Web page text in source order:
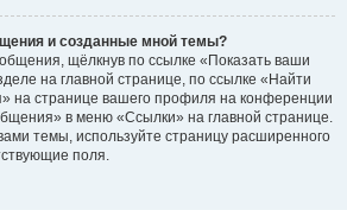
и созданные мной темы?
щёлкнув по ссылке «Показать ваши
на главной странице, по ссылке «Найти
на странице вашего профиля на конференции
в меню «Ссылки» на главной странице.
темы, используйте страницу расширенного
поля.